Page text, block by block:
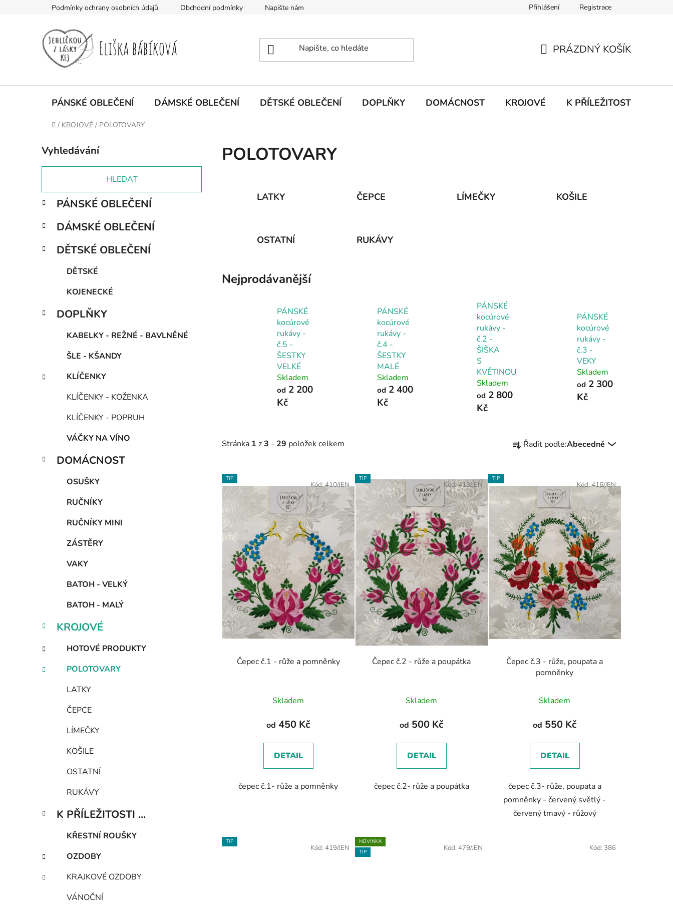
Podmínky ochrany osobních údajů Obchodní podmínky Napište nám Přihlášení Registrace
KOŠÍK
PRÁZDNÝ KOŠÍK
PÁNSKÉ OBLEČENÍ DÁMSKÉ OBLEČENÍ DĚTSKÉ OBLEČENÍ DOPLŇKY DOMÁCNOST KROJOVÉ K PŘÍLEŽITOSTI ...
Domů
/ KROJOVÉ / POLOTOVARY
o
s
r
a
n
n
í
l
Vyhledávání
HLEDAT
Přeskočit
kategorie
K
a
e
o
PÁNSKÉ OBLEČENÍ
DÁMSKÉ OBLEČENÍ
DĚTSKÉ OBLEČENÍ
DĚTSKÉ
KOJENECKÉ
DOPLŇKY
KABELKY - REŽNÉ - BAVLNĚNÉ
ŠLE - KŠANDY
KLÍČENKY
KLÍČENKY - KOŽENKA
KLÍČENKY - POPRUH
VÁČKY NA VÍNO
DOMÁCNOST
OSUŠKY
RUČNÍKY
RUČNÍKY MINI
ZÁSTĚRY
VAKY
BATOH - VELKÝ
BATOH - MALÝ
KROJOVÉ
HOTOVÉ PRODUKTY
POLOTOVARY
LATKY
ČEPCE
LÍMEČKY
KOŠILE
OSTATNÍ
RUKÁVY
K PŘÍLEŽITOSTI ...
KŘESTNÍ ROUŠKY
OZDOBY
KRAJKOVÉ OZDOBY
VÁNOČNÍ
POLOTOVARY
LATKY ČEPCE LÍMEČKY KOŠILE
OSTATNÍ RUKÁVY
Nejprodávanější
PÁNSKÉ
kocúrové
rukávy -
č.5 -
ŠESTKY
VELKÉ
Skladem
od 2 200
Kč
PÁNSKÉ
kocúrové
rukávy -
č.4 -
ŠESTKY
MALÉ
Skladem
od2 400
Kč
PÁNSKÉ
kocúrové
rukávy -
č.2 -
ŠIŠKA
S
KVĚTINOU
Skladem
od 2 800
Kč
PÁNSKÉ
kocúrové
rukávy -
č.3 -
VEKY
Skladem
od2 300
Kč
Stránka 1 z3 - 29 položek celkem
a
n
p
r
o
d
u
k
t
ů
Řadit podle:Abecedně
V
ý
p
i
s
p
o
d
u
k
t
ů
TIP
Čepec č.1 - růže a pomněnky
Skladem
od 450 Kč
DETAIL
čepec č.1- růže a pomněnky
Kód:410/JEN
TIP
Čepec č.2 - růže a poupátka
Skladem
od 500 Kč
DETAIL
čepec č.2- růže a poupátka
Kód:413/JEN
TIP
Čepec č.3 - růže, poupata a
pomněnky
Skladem
od 550 Kč
DETAIL
čepec č.3- růže, poupata a
pomněnky - červený světlý -
červený tmavý - růžový
Kód:416/JEN
TIP
Kód: 419/JEN
NOVINKA
TIP
Kód: 479/JEN Kód: 386